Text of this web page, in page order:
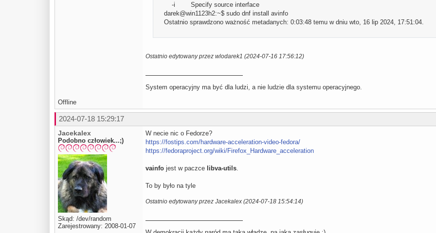
-i Specify source interface
darek@win1123h2:~$ sudo dnf install avinfo
Ostatnio sprawdzono ważność metadanych: 0:03:48 temu w dniu wto, 16 lip 2024, 17:51:04.
Ostatnio edytowany przez wlodarek1 (2024-07-16 17:56:12)
System operacyjny ma być dla ludzi, a nie ludzie dla systemu operacyjnego.
Offline
2024-07-18 15:29:17
Jacekalex
Podobno człowiek...;)
Skąd: /dev/random
Zarejestrowany: 2008-01-07
W necie nic o Fedorze?
https://fostips.com/hardware-acceleration-video-fedora/
https://fedoraproject.org/wiki/Firefox_Hardware_acceleration
vainfo jest w paczce libva-utils
To by było na tyle
Ostatnio edytowany przez Jacekalex (2024-07-18 15:54:14)